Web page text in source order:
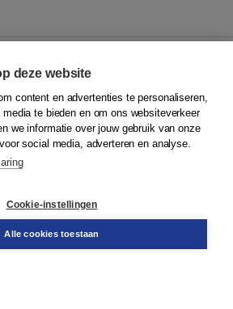
uitgevers
deze website
content en advertenties te personaliseren,
te bieden en om ons websiteverkeer
we informatie over jouw gebruik van onze
social media, adverteren en analyse.
Cookie-instellingen
Alle cookies toestaan